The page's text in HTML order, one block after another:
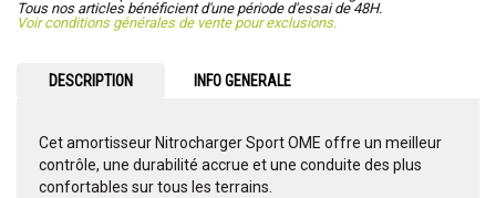
Tous nos articles bénéficient d'une période d'essai de 48H.
Voir conditions générales de vente pour exclusions.
DESCRIPTION INFO GENERALE
Cet amortisseur Nitrocharger Sport OME offre un meilleur
contrôle, une durabilité accrue et une conduite des plus
confortables sur tous les terrains.